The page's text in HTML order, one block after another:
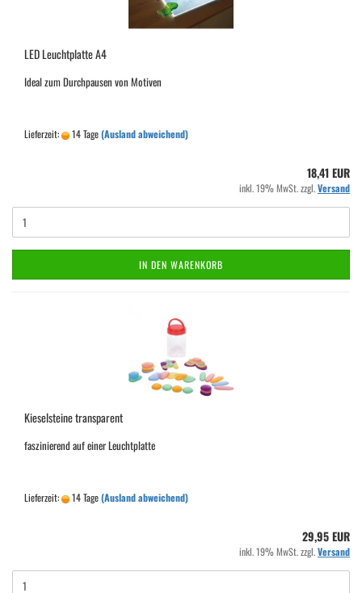
LED Leuchtplatte A4
Ideal zum Durchpausen von Motiven
Lieferzeit: 14 Tage(Ausland abweichend)
18,41 EUR
inkl. 19% MwSt. zzgl.Versand
IN DEN WARENKORB
Kieselsteine transparent
faszinierend auf einer Leuchtplatte
Lieferzeit: 14 Tage(Ausland abweichend)
29,95 EUR
inkl. 19% MwSt. zzgl.Versand